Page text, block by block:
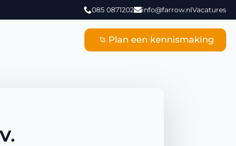
085 0871202 info@farrow.nlVacatures
Plan een kennismaking